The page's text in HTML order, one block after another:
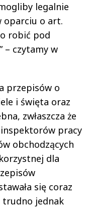
legalnie
oparciu o art.
robić pod
– czytamy w
przepisów o
i święta oraz
zwłaszcza że
pracy
obchodzących
dla
się coraz
trudno jednak